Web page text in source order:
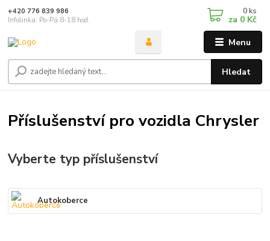
Menu
Hledat
+420 776 839 986
Infolinka: Po-Pá 8-18 hod.
0 ks
za 0 Kč
Příslušenství pro vozidla Chrysler
Vyberte typ příslušenství
Autokoberce